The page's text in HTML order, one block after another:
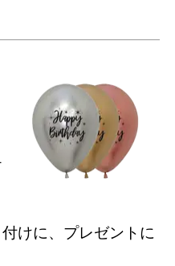
けに、プレゼントに